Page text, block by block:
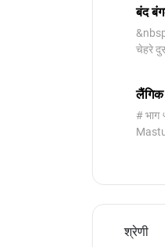
बंद
चेहरे
# भाग
श्रेणी